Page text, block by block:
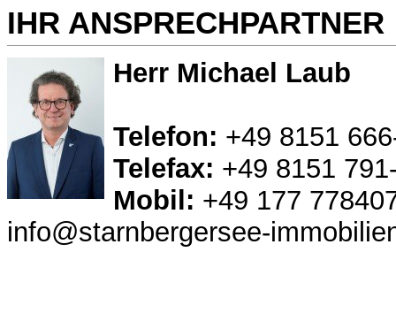
IHR ANSPRECHPARTNER
Herr Michael Laub
Telefon: +49 8151
Telefax: +49 8151
Mobil: +49 177
info@starnbergersee-